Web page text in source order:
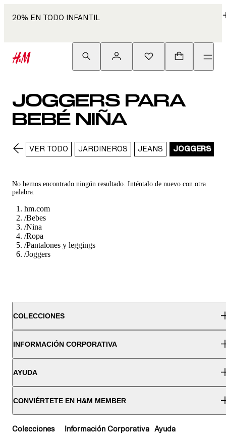
20% EN TODO INFANTIL
JOGGERS PARA
BEBÉ NIÑA
VER TODO JARDINEROS JEANS JOGGERS
No hemos encontrado ningún resultado. Inténtalo de nuevo con otra
palabra.
hm.com
/Bebes
/Nina
/Ropa
/Pantalones y leggings
/Joggers
COLECCIONES
INFORMACIÓN CORPORATIVA
AYUDA
CONVIÉRTETE EN H&M MEMBER
Colecciones Información Corporativa Ayuda